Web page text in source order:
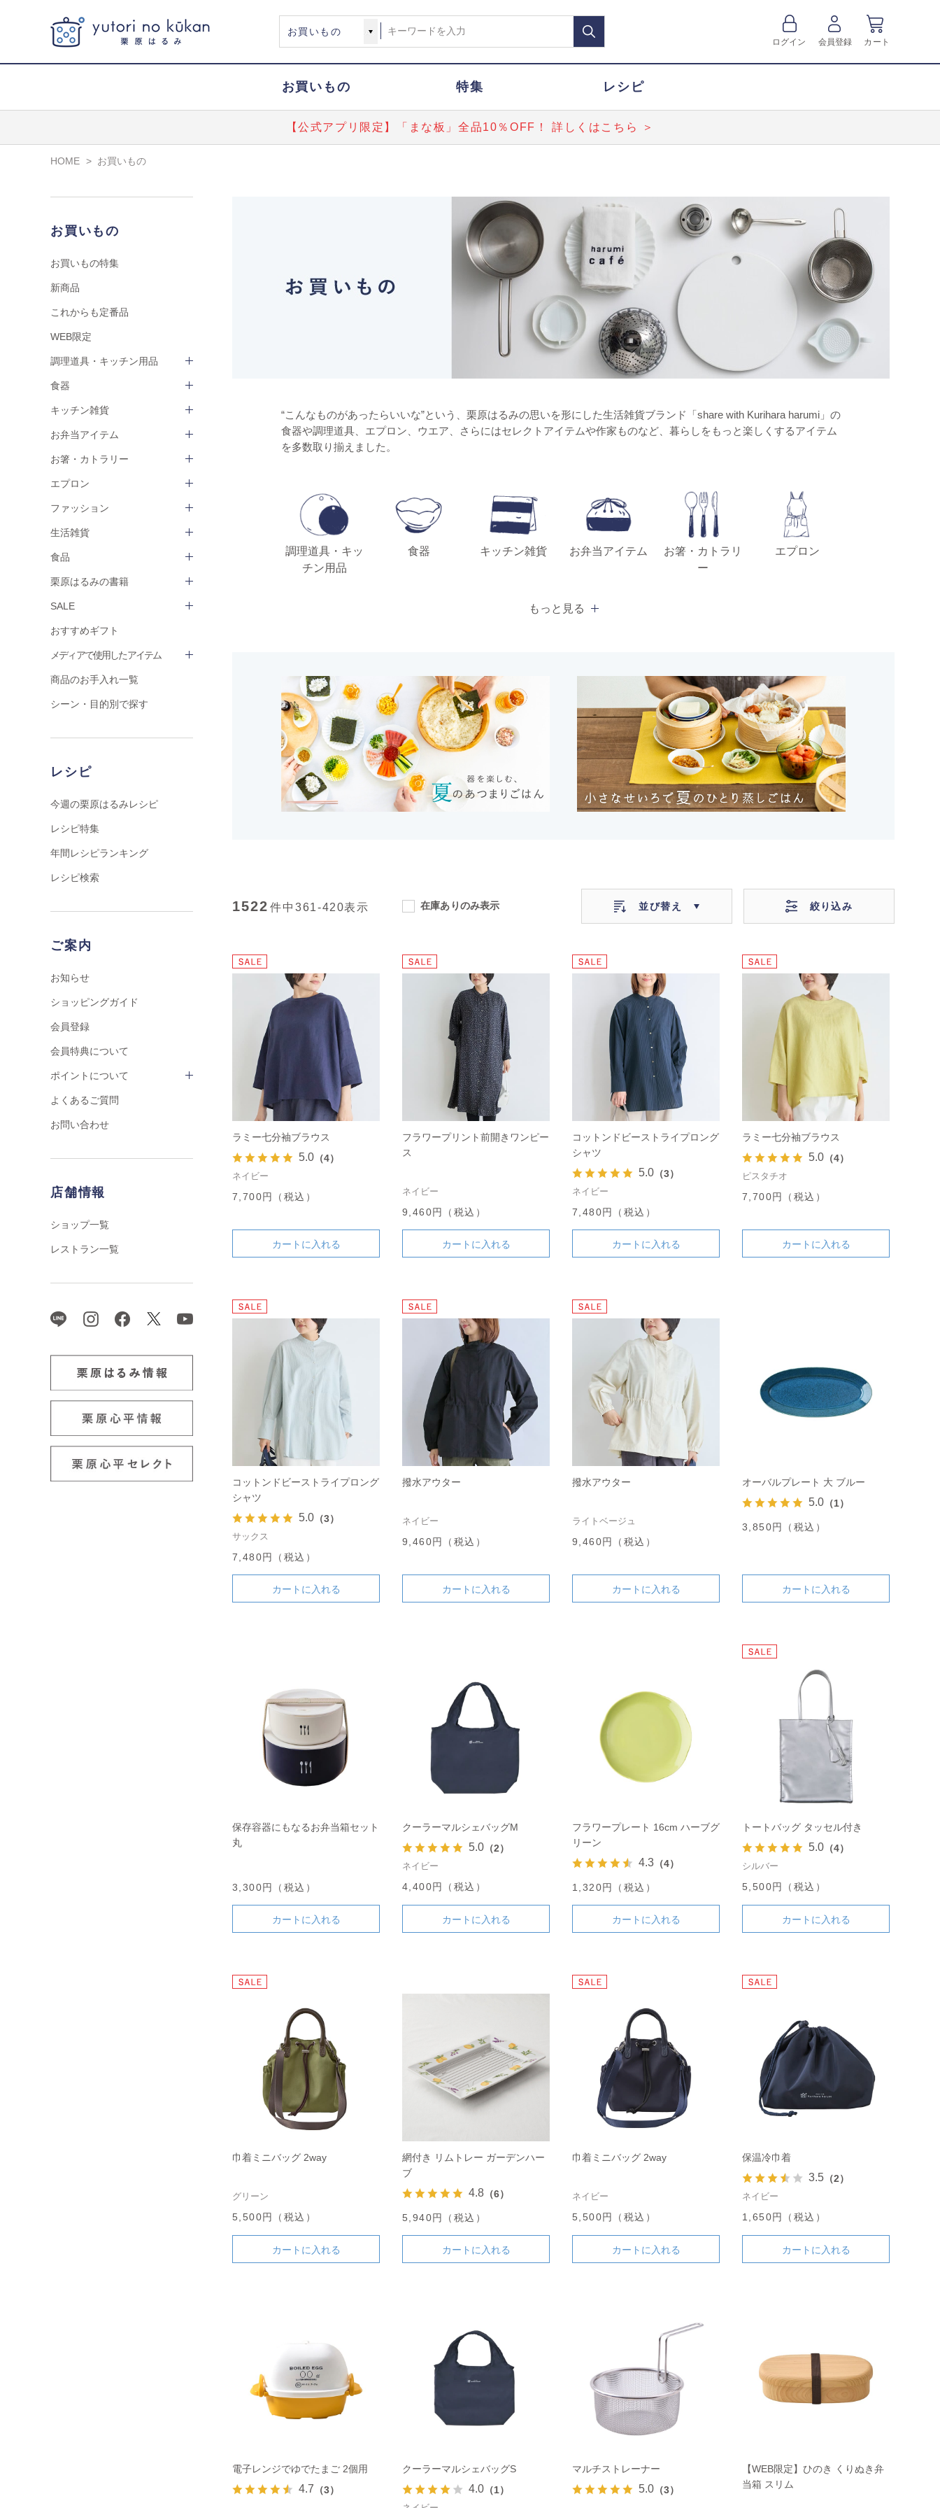
ログイン 会員登録 カート
お買いもの 特集 レシピ
【公式アプリ限定】「まな板」全品10％OFF！ 詳しくはこちら ＞
HOME > お買いもの
お買いもの
お買いもの特集
新商品
これからも定番品
WEB限定
調理道具・キッチン用品
食器
キッチン雑貨
お弁当アイテム
お箸・カトラリー
エプロン
ファッション
生活雑貨
食品
栗原はるみの書籍
SALE
おすすめギフト
メディアで使用したアイテム
商品のお手入れ一覧
シーン・目的別で探す
レシピ
今週の栗原はるみレシピ
レシピ特集
年間レシピランキング
レシピ検索
ご案内
お知らせ
ショッピングガイド
会員登録
会員特典について
ポイントについて
よくあるご質問
お問い合わせ
店舗情報
ショップ一覧
レストラン一覧
“こんなものがあったらいいな”という、栗原はるみの思いを形にした生活雑貨ブランド「share with Kurihara harumi」の
食器や調理道具、エプロン、ウエア、さらにはセレクトアイテムや作家ものなど、暮らしをもっと楽しくするアイテム
を多数取り揃えました。
調理道具・キッ
チン用品
食器 キッチン雑貨 お弁当アイテム
お箸・カトラリ
ー
エプロン
1522 件中 361-420表示 在庫ありのみ表示 並び替え 絞り込み
ラミー七分袖ブラウス
5.0 （4）
ネイビー
7,700円（税込）
カートに入れる
フラワープリント前開きワンピー
ス
ネイビー
9,460円（税込）
カートに入れる
コットンドビーストライプロング
シャツ
5.0 （3）
ネイビー
7,480円（税込）
カートに入れる
ラミー七分袖ブラウス
5.0 （4）
ピスタチオ
7,700円（税込）
カートに入れる
コットンドビーストライプロング
シャツ
5.0 （3）
サックス
7,480円（税込）
カートに入れる
撥水アウター
ネイビー
9,460円（税込）
カートに入れる
撥水アウター
ライトベージュ
9,460円（税込）
カートに入れる
オーバルプレート 大 ブルー
5.0 （1）
3,850円（税込）
カートに入れる
保存容器にもなるお弁当箱セット
丸
3,300円（税込）
カートに入れる
クーラーマルシェバッグM
5.0 （2）
ネイビー
4,400円（税込）
カートに入れる
フラワープレート 16cm ハーブグ
リーン
4.3 （4）
1,320円（税込）
カートに入れる
トートバッグ タッセル付き
5.0 （4）
シルバー
5,500円（税込）
カートに入れる
巾着ミニバッグ 2way
グリーン
5,500円（税込）
カートに入れる
網付き リムトレー ガーデンハー
ブ
4.8 （6）
5,940円（税込）
カートに入れる
巾着ミニバッグ 2way
ネイビー
5,500円（税込）
カートに入れる
保温冷巾着
3.5 （2）
ネイビー
1,650円（税込）
カートに入れる
電子レンジでゆでたまご 2個用
4.7 （3）
クーラーマルシェバッグS
4.0 （1）
マルチストレーナー
5.0 （3）
【WEB限定】ひのき くりぬき弁
当箱 スリム